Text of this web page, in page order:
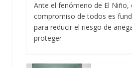
Ante el fenómeno de El Niño,
compromiso de todos es
para reducir el riesgo de
proteger